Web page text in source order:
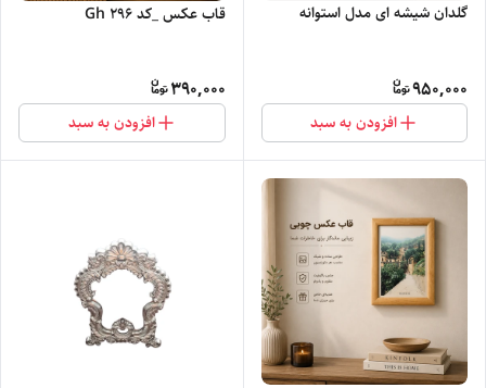
گلدان شیشه ای مدل استوانه
950,000
افزودن به سبد
قاب عکس _کد Gh 296
390,000
افزودن به سبد